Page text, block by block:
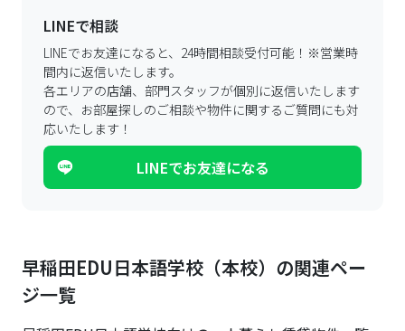
LINEで相談
LINEでお友達になると、24時間相談受付可能！ ※営業時
間内に返信いたします。
各エリアの店舗、部門スタッフが個別に返信いたします
ので、 お部屋探しのご相談や物件に関するご質問にも対
応いたします！
LINEでお友達になる
早稲田EDU日本語学校（本校）の関連ペー
ジ一覧